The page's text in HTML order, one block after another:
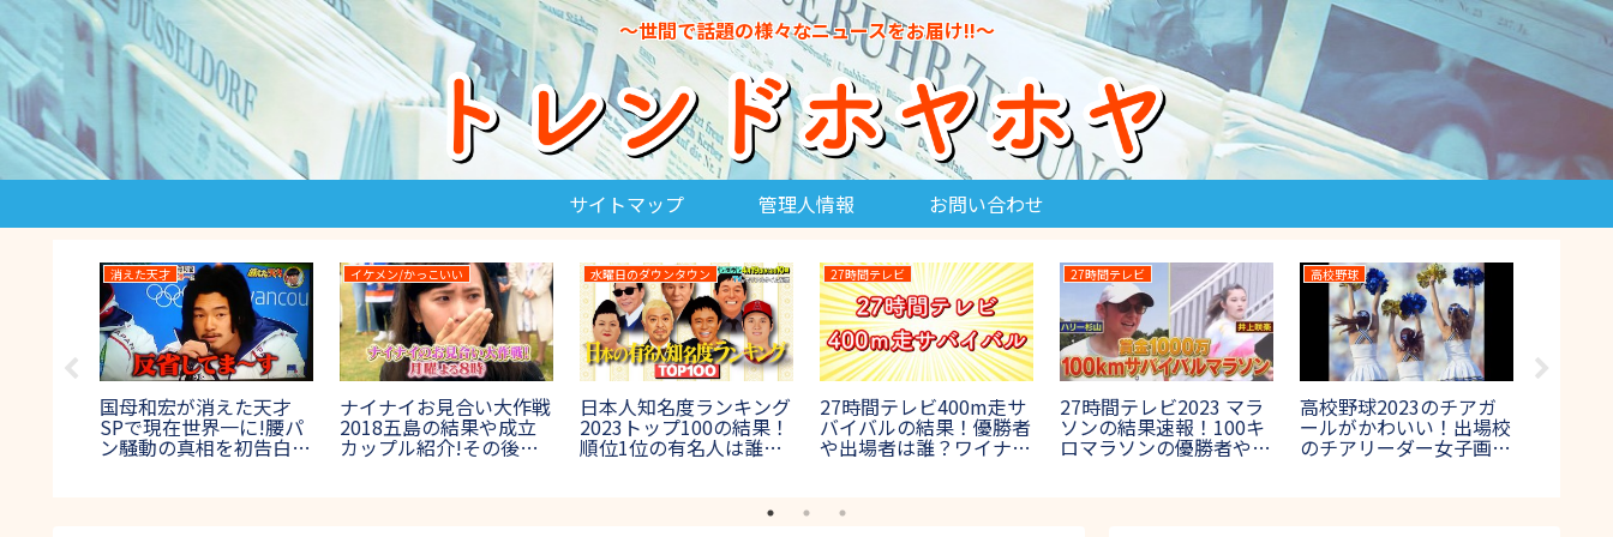
～世間で話題の様々なニュースをお届け!!～
サイトマップ 管理人情報 お問い合わせ
消えた天才
国母和宏が消えた天才
SPで現在世界一に!腰パ
ン騒動の真相を初告白!
イケメン/かっこいい
ナイナイお見合い大作戦
2018五島の結果や成立
カップル紹介!その後結
水曜日のダウンタウン
日本人知名度ランキング
2023トップ100の結果！
順位1位の有名人は誰？
27時間テレビ
27時間テレビ400m走サ
バイバルの結果！優勝者
や出場者は誰？ワイナイ
27時間テレビ
27時間テレビ2023 マラ
ソンの結果速報！100キ
ロマラソンの優勝者や出
高校野球
高校野球2023のチアガ
ールがかわいい！出場校
のチアリーダー女子画像